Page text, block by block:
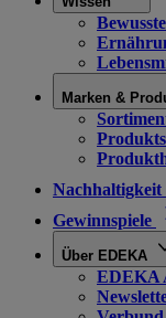
Marken &
Nachhaltigkeit
Gewinnspiele
Über EDEKA
EDEKA